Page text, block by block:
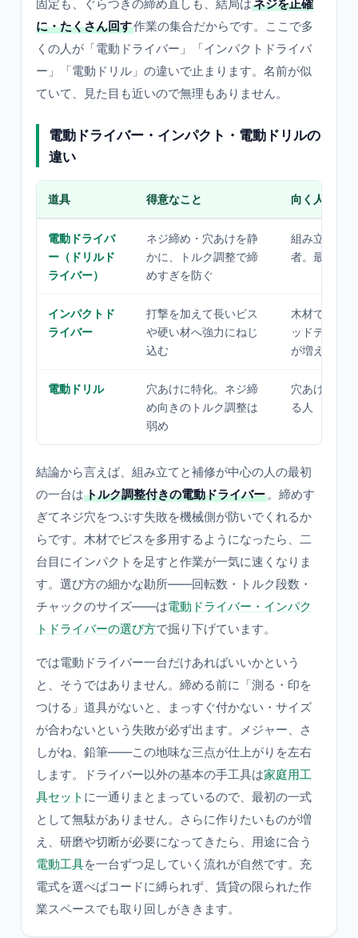
固定も、ぐらつきの締め直しも、結局はネジを正確
に・たくさん回す作業の集合だからです。ここで多
くの人が「電動ドライバー」「インパクトドライバ
ー」「電動ドリル」の違いで止まります。名前が似
ていて、見た目も近いので無理もありません。
電動ドライバー・インパクト・電動ドリルの
違い
道具 得意なこと 向く人
電動ドライバ
ー（ドリルド
ライバー）
ネジ締め・穴あけを静
かに、トルク調整で締
めすぎを防ぐ
組み立て中
者。最初の
インパクトド
ライバー
打撃を加えて長いビス
や硬い材へ強力にねじ
込む
木材で家具
ッドデッキ
が増える人
電動ドリル
穴あけに特化。ネジ締
め向きのトルク調整は
弱め
穴あけ作業
る人
結論から言えば、組み立てと補修が中心の人の最初
の一台はトルク調整付きの電動ドライバー。締めす
ぎてネジ穴をつぶす失敗を機械側が防いでくれるか
らです。木材でビスを多用するようになったら、二
台目にインパクトを足すと作業が一気に速くなりま
す。選び方の細かな勘所——回転数・トルク段数・
チャックのサイズ——は電動ドライバー・インパク
トドライバーの選び方で掘り下げています。
では電動ドライバー一台だけあればいいかという
と、そうではありません。締める前に「測る・印を
つける」道具がないと、まっすぐ付かない・サイズ
が合わないという失敗が必ず出ます。メジャー、さ
しがね、鉛筆——この地味な三点が仕上がりを左右
します。ドライバー以外の基本の手工具は家庭用工
具セット に一通りまとまっているので、最初の一式
として無駄がありません。さらに作りたいものが増
え、研磨や切断が必要になってきたら、用途に合う
電動工具を一台ずつ足していく流れが自然です。充
電式を選べばコードに縛られず、賃貸の限られた作
業スペースでも取り回しがききます。